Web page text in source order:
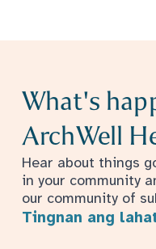
What's
ArchWell
Hear about things
in your community
our community of
Tingnan ang